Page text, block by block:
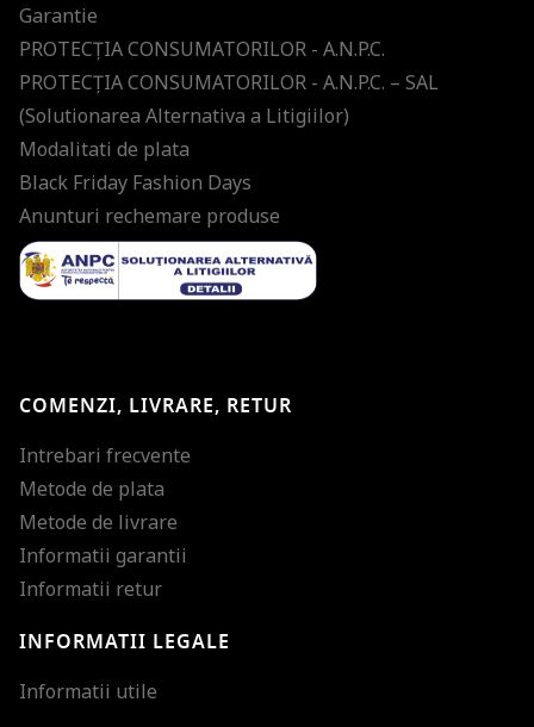
Garantie
PROTECŢIA CONSUMATORILOR - A.N.P.C.
PROTECŢIA CONSUMATORILOR - A.N.P.C. – SAL
(Solutionarea Alternativa a Litigiilor)
Modalitati de plata
Black Friday Fashion Days
Anunturi rechemare produse
COMENZI, LIVRARE, RETUR
Intrebari frecvente
Metode de plata
Metode de livrare
Informatii garantii
Informatii retur
INFORMATII LEGALE
Informatii utile